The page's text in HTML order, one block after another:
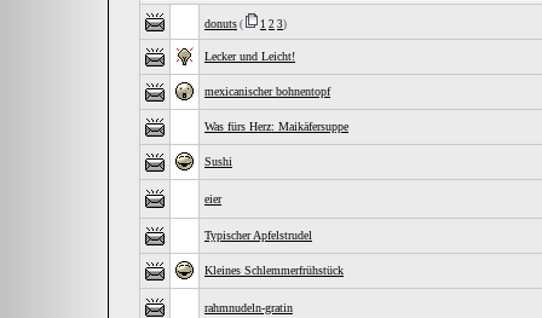
donuts ( 1 2 3)
Lecker und Leicht!
mexicanischer bohnentopf
Was fürs Herz: Maikäfersuppe
Sushi
eier
Typischer Apfelstrudel
Kleines Schlemmerfrühstück
rahmnudeln-gratin